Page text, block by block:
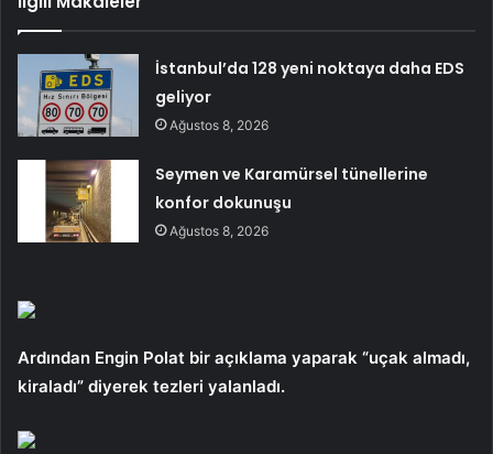
İstanbul’da 128 yeni noktaya daha EDS
geliyor
Ağustos 8, 2026
Seymen ve Karamürsel tünellerine
konfor dokunuşu
Ağustos 8, 2026
Ardından Engin Polat bir açıklama yaparak “uçak almadı,
kiraladı” diyerek tezleri yalanladı.